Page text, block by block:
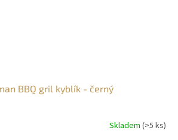
BBQ gril kyblík - černý
Skladem (>5 ks)